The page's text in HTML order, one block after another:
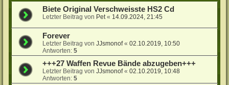
Biete Original Verschweisste HS2 Cd
Letzter Beitrag von Pet« 14.09.2024, 21:45
Forever
Letzter Beitrag vonJJsmonof«02.10.2019, 10:50
Antworten:5
+++27 Waffen Revue Bände abzugeben+++
Letzter Beitrag vonJJsmonof«02.10.2019, 10:48
Antworten:5